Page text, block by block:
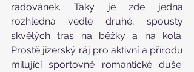
radovánek. Taky je zde jedna
rozhledna vedle druhé, spousty
skvělých tras na běžky a na kola.
Prostě jizerský ráj pro aktivní a přírodu
milující sportovně romantické duše.